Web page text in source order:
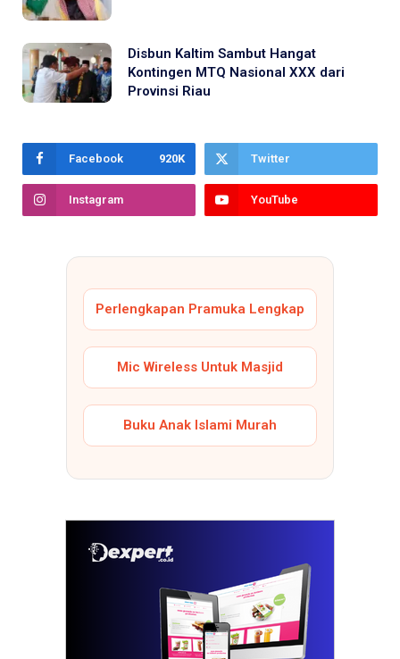
Disbun Kaltim Sambut Hangat
Kontingen MTQ Nasional XXX dari
Provinsi Riau
Facebook 920K Twitter
Instagram YouTube
Perlengkapan Pramuka Lengkap
Mic Wireless Untuk Masjid
Buku Anak Islami Murah